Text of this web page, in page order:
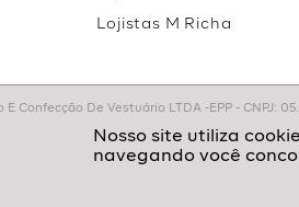
Lojistas M Richa
E Confecção De Vestuário LTDA -EPP - CNPJ: